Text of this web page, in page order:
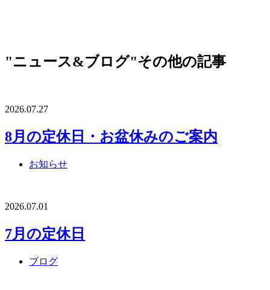
"ニュース&ブログ"その他の記事
2026.07.27
8月の定休日・お盆休みのご案内
お知らせ
2026.07.01
7月の定休日
ブログ